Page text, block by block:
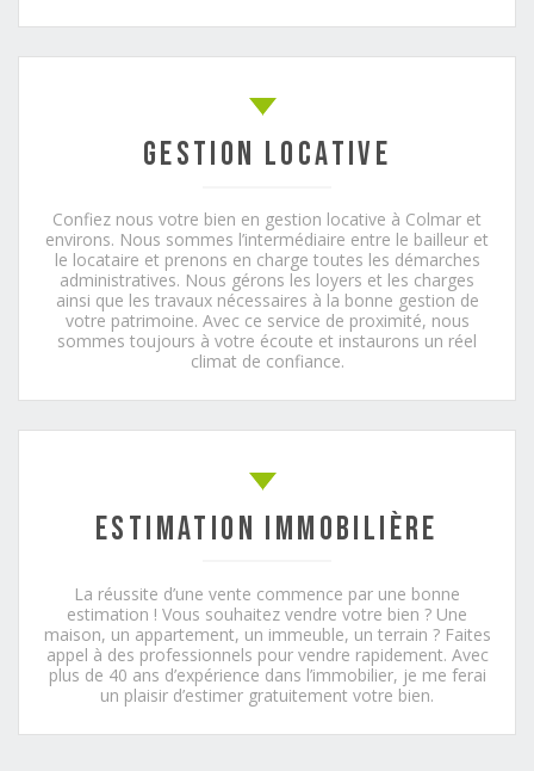
Gestion locative
Confiez nous votre bien en gestion locative à Colmar et
environs. Nous sommes l’intermédiaire entre le bailleur et
le locataire et prenons en charge toutes les démarches
administratives. Nous gérons les loyers et les charges
ainsi que les travaux nécessaires à la bonne gestion de
votre patrimoine. Avec ce service de proximité, nous
sommes toujours à votre écoute et instaurons un réel
climat de confiance.
Estimation immobilière
La réussite d’une vente commence par une bonne
estimation ! Vous souhaitez vendre votre bien ? Une
maison, un appartement, un immeuble, un terrain ? Faites
appel à des professionnels pour vendre rapidement. Avec
plus de 40 ans d’expérience dans l’immobilier, je me ferai
un plaisir d’estimer gratuitement votre bien.